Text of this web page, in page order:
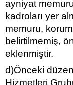
ayniyat
kadroları yer
memuru,
belirtilmemiş,
eklenmiştir.
d)Önceki
Hizmetleri